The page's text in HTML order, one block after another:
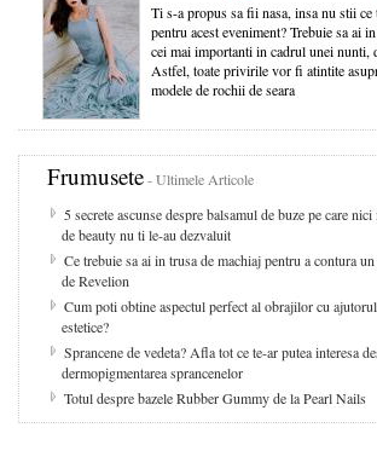
Ti s-a propus sa fii nasa, insa nu stii
pentru acest eveniment? Trebuie sa ai
cei mai importanti in cadrul unei nunti,
Astfel, toate privirile vor fi atintite
modele de rochii de seara
Frumusete- Ultimele Articole
5 secrete ascunse despre balsamul de buze pe care
de beauty nu ti le-au dezvaluit
Ce trebuie sa ai in trusa de machiaj pentru a contura
de Revelion
Cum poti obtine aspectul perfect al obrajilor cu
estetice?
Sprancene de vedeta? Afla tot ce te-ar putea interesa
dermopigmentarea sprancenelor
Totul despre bazele Rubber Gummy de la Pearl Nails